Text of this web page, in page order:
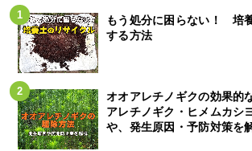
もう処分に困らない！ 培
する方法
オオアレチノギクの効果的
アレチノギク・ヒメムカシ
や、発生原因・予防対策を